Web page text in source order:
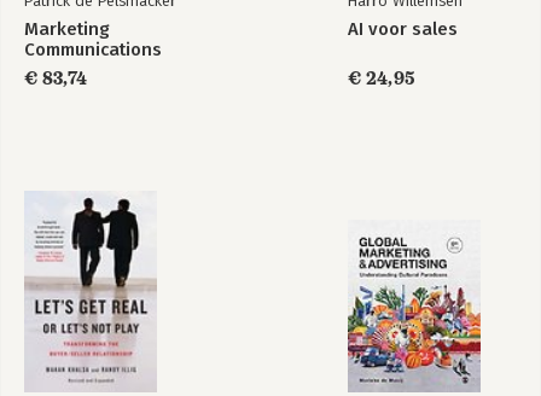
Marketing
Communications
€ 83,74
AI voor sales
€ 24,95